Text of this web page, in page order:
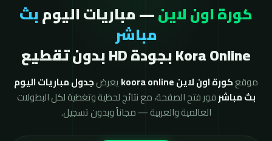
كورة اون لاين— مباريات اليومبث
مباشر
Kora Online بجودة HD بدون تقطيع
موقعكورة اون لاين koora online يعرضجدول مباريات اليوم
بث مباشرفور فتح الصفحة، مع نتائج لحظية وتغطية لكل البطولات
العالمية والعربية — مجاناً وبدون تسجيل.